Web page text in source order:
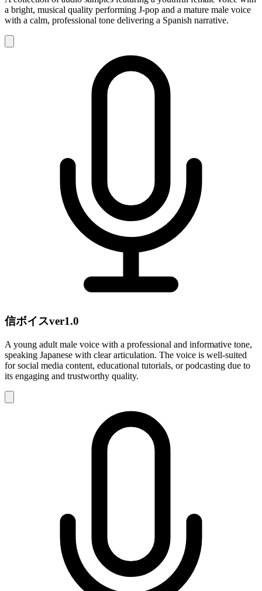
a bright, musical quality performing J-pop and a mature male voice
with a calm, professional tone delivering a Spanish narrative.
信ボイスver1.0
A young adult male voice with a professional and informative tone,
speaking Japanese with clear articulation. The voice is well-suited
for social media content, educational tutorials, or podcasting due to
its engaging and trustworthy quality.